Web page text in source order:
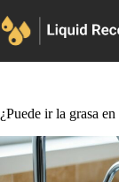
al
contenido
¿Puede ir la grasa